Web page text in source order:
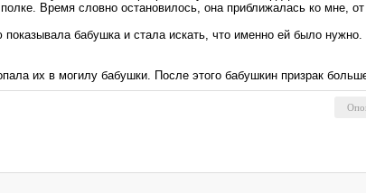
Время словно остановилось, она приближалась ко мне,
бабушка и стала искать, что именно ей было
их в могилу бабушки. После этого бабушкин призрак